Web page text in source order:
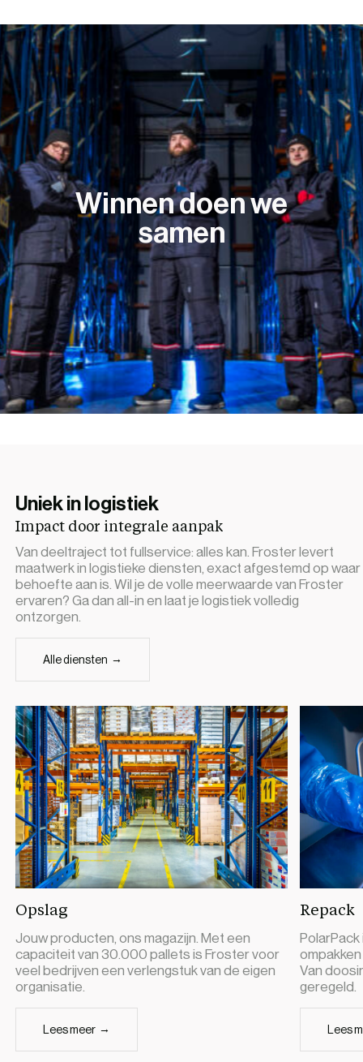
Winnen doen we
samen
Uniek in logistiek
Impact door integrale aanpak
Van deeltraject tot fullservice: alles kan. Froster levert
maatwerk in logistieke diensten, exact afgestemd op waar
behoefte aan is. Wil je de volle meerwaarde van Froster
ervaren? Ga dan all-in en laat je logistiek volledig
ontzorgen.
Alle diensten
Opslag
Jouw producten, ons magazijn. Met een
capaciteit van 30.000 pallets is Froster voor
veel bedrijven een verlengstuk van de eigen
organisatie.
Lees meer
Repack
Van
geregeld.
Lees